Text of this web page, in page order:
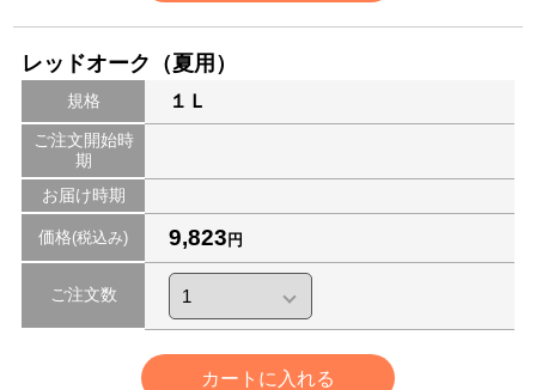
レッドオーク（夏用）
規格 １Ｌ
ご注文開始時
期
お届け時期
価格(税込み) 9,823 円
ご注文数
カートに入れる